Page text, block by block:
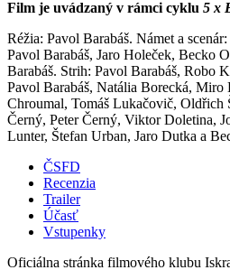
Film je uvádzaný v rámci cyklu 5 x
Réžia: Pavol Barabáš. Námet a
Pavol Barabáš, Jaro Holeček, Becko
Barabáš. Strih: Pavol Barabáš, Robo
Pavol Barabáš, Natália Borecká, Miro
Chroumal, Tomáš Lukačovič, Oldřich
Černý, Peter Černý, Viktor Doletina,
Lunter, Štefan Urban, Jaro Dutka a
ČSFD
Recenzia
Trailer
Účasť
Vstupenky
Oficiálna stránka filmového klubu